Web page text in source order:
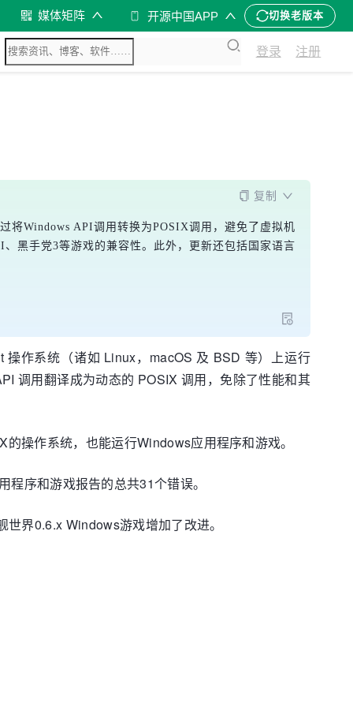
媒体矩阵 开源中国APP 切换老版本
登录 注册
复制
将Windows API调用转换为POSIX调用，避免了虚拟机
黑手党3等游戏的兼容性。此外，更新还包括国家语言
操作系统（诸如 Linux，macOS 及 BSD 等）上运行
调用翻译成为动态的 POSIX 调用，免除了性能和其
操作系统，也能运行Windows应用程序和游戏。
序和游戏报告的总共31个错误。
界0.6.x Windows游戏增加了改进。